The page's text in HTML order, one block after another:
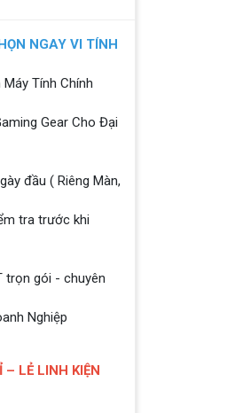
NGAY VI TÍNH
Máy Tính Chính
Gear Cho Đại
đầu ( Riêng Màn,
tra trước khi
trọn gói - chuyên
Nghiệp
– LẺ LINH KIỆN